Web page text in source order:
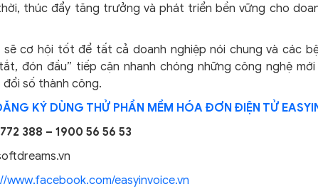
thúc đẩy tăng trưởng và phát triển bền vững cho
sẽ cơ hội tốt để tất cả doanh nghiệp nói chung và các
đón đầu” tiếp cận nhanh chóng những công nghệ
số thành công.
KÝ DÙNG THỬ PHẦN MỀM HÓA ĐƠN ĐIỆN TỬ
388 – 1900 56 56 53
www.facebook.com/easyinvoice.vn